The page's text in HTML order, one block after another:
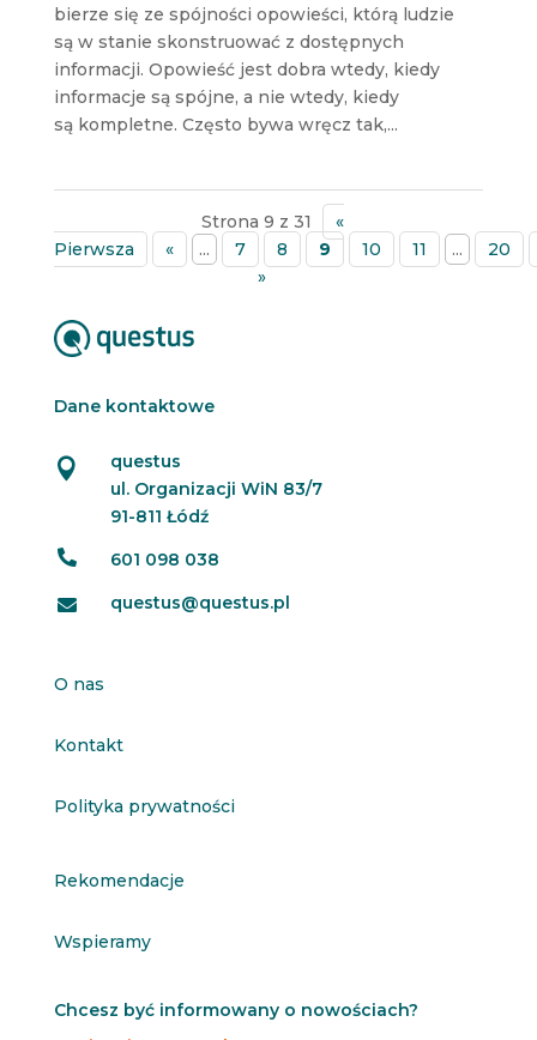
bierze się ze spójności opowieści, którą ludzie
są w stanie skonstruować z dostępnych
informacji. Opowieść jest dobra wtedy, kiedy
informacje są spójne, a nie wtedy, kiedy
są kompletne. Często bywa wręcz tak,...
Strona 9 z 31
«
Pierwsza
« ... 7 8 9 10 11 ...
20
»
Dane kontaktowe

questus
ul. Organizacji WiN 83/7
91-811 Łódź
 601 098 038
 questus@questus.pl
O nas
Kontakt
Polityka prywatności
Rekomendacje
Wspieramy
Chcesz być informowany o nowościach?